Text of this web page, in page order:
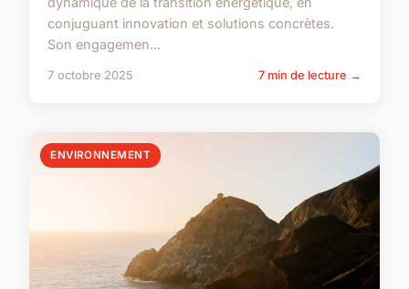
conjuguant innovation et solutions concrètes.
Son engagemen...
7 octobre 2025 7 min de lecture →
ENVIRONNEMENT